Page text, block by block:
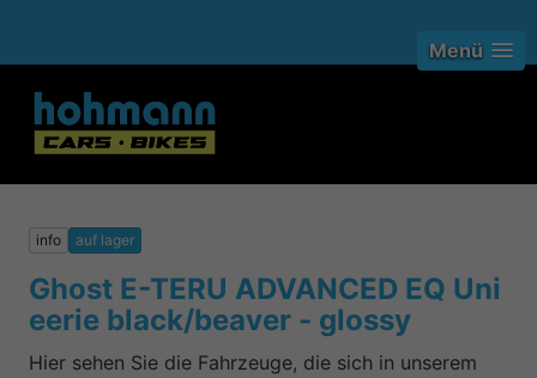
Menü
info auf lager
Ghost E-TERU ADVANCED EQ Uni
eerie black/beaver - glossy
Hier sehen Sie die Fahrzeuge, die sich in unserem